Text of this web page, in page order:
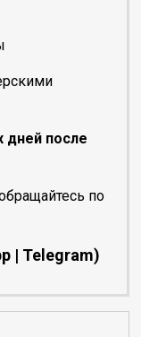
дней после
по
| Telegram)